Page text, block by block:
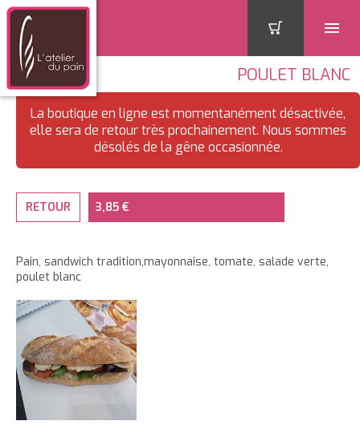
POULET BLANC
La boutique en ligne est momentanément désactivée,
elle sera de retour très prochainement. Nous sommes
désolés de la gêne occasionnée.
RETOUR 3,85 €
Pain, sandwich tradition,mayonnaise, tomate, salade verte,
poulet blanc